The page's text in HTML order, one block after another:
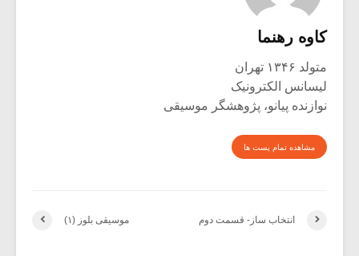
کاوه رهنما
متولد ۱۳۴۶ تهران
لیسانس الکترونیک
نوازنده پیانو، پژوهشگر موسیقی
مشاهده تمام پست ها
موسیقی بلوز (۱) انتخاب ساز- قسمت دوم